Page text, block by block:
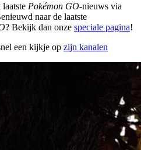
Pokémon GO-nieuws via
naar de laatste
? Bekijk dan onze speciale pagina!
een kijkje op zijn kanalen